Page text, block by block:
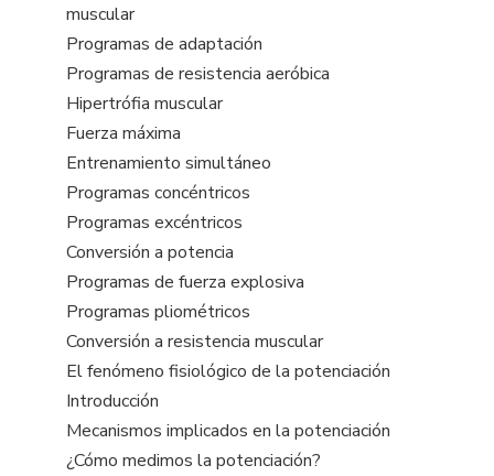
muscular
Programas de adaptación
Programas de resistencia aeróbica
Hipertrófia muscular
Fuerza máxima
Entrenamiento simultáneo
Programas concéntricos
Programas excéntricos
Conversión a potencia
Programas de fuerza explosiva
Programas pliométricos
Conversión a resistencia muscular
El fenómeno fisiológico de la potenciación
Introducción
Mecanismos implicados en la potenciación
¿Cómo medimos la potenciación?